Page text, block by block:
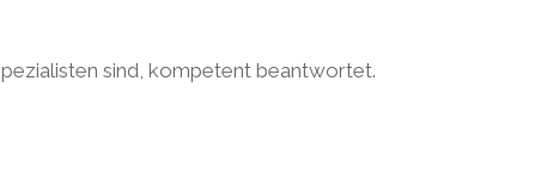
sind, kompetent beantwortet.